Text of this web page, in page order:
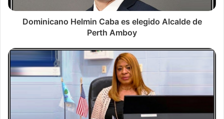
Universidad Cornell y el New York Hospital, con un
Fellowship en el departamento de Psiquiatría.
El Dr.Lugoparticipó en el programa de postgrado que fue
ofrecido por la
Academia Americana de Sexólogos
Clínicosy laUniversidad Maimónides, en Fort Lauderdale.
Además, fue un maestro con certificación en el área de la
Educación en Salud , estaba certificado en
Especial
y en el área deEducación Bilingüe Bicultural,
Dominicano Helmin Caba es elegido Alcalde de
Perth Amboy